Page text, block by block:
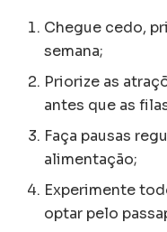
Chegue cedo,
semana;
Priorize as
antes que as
Faça pausas
alimentação;
Experimente
optar pelo